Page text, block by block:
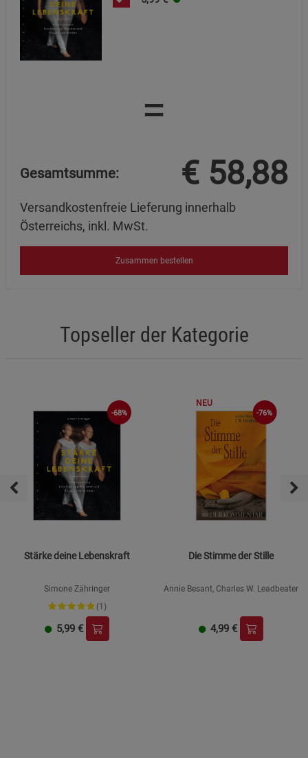
=
Gesamtsumme: € 58,88
Versandkostenfreie Lieferung innerhalb
Österreichs, inkl. MwSt.
Zusammen bestellen
Topseller der Kategorie
-68%
Stärke deine Lebenskraft
Simone Zähringer
(1)
5,99 €
NEU
-76%
Die Stimme der Stille
Annie Besant, Charles W. Leadbeater
4,99 €